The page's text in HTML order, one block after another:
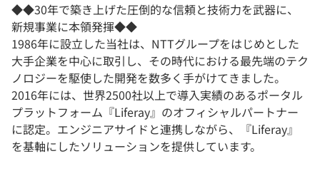
◆◆30年で築き上げた圧倒的な信頼と技術力を武器に、
新規事業に本領発揮◆◆
1986年に設立した当社は、NTTグループをはじめとした
大手企業を中心に取引し、その時代における最先端のテク
ノロジーを駆使した開発を数多く手がけてきました。
2016年には、世界2500社以上で導入実績のあるポータル
プラットフォーム『Liferay』のオフィシャルパートナー
に認定。エンジニアサイドと連携しながら、『Liferay』
を基軸にしたソリューションを提供しています。